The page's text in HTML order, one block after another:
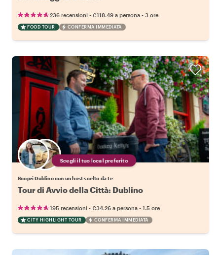
236 recensioni • €118.49 a persona • 3 ore
FOOD TOUR CONFERMA IMMEDIATA
Scegli il tuo local preferito
Scopri Dublino con un host scelto da te
Tour di Avvio della Città: Dublino
195 recensioni • €34.26 a persona • 1.5 ore
CITY HIGHLIGHT TOUR CONFERMA IMMEDIATA